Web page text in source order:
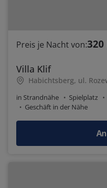
Preis je Nacht von:320
Villa Klif
Habichtsberg, ul.
in Strandnähe Spielplatz
Geschäft in der Nähe